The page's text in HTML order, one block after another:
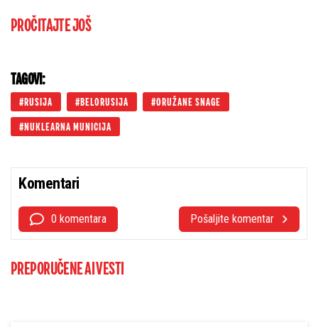
PROČITAJTE JOŠ
TAGOVI:
RUSIJA BELORUSIJA ORUŽANE SNAGE
NUKLEARNA MUNICIJA
Komentari
0 komentara Pošaljite komentar
PREPORUČENE AI VESTI